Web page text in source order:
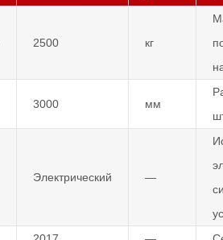
2500 кг
3000 мм
Электрический —